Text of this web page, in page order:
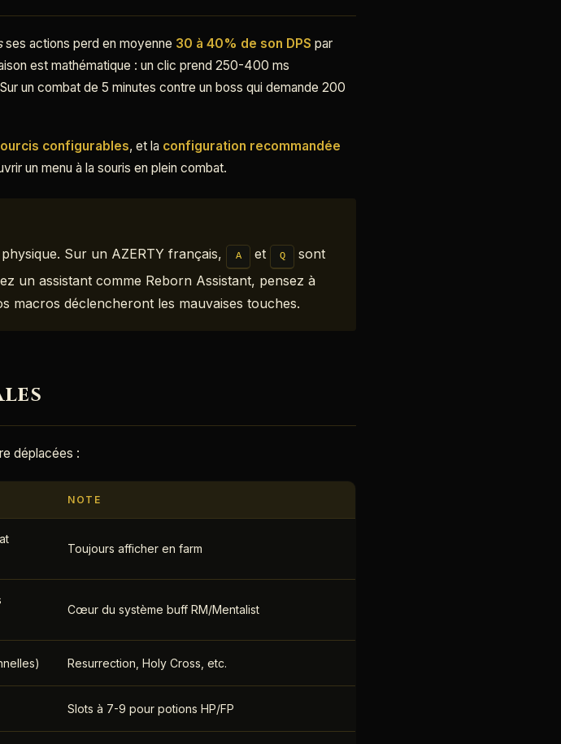
ses actions perd en moyenne 30 à 40% de son DPS par
est mathématique : un clic prend 250-400 ms
un combat de 5 minutes contre un boss qui demande 200
configurables, et la configuration recommandée
un menu à la souris en plein combat.
Sur un AZERTY français,
A et Q
sont
un assistant comme Reborn Assistant, pensez à
macros déclencheront les mauvaises touches.
déplacées :
NOTE
Toujours afficher en farm
Cœur du système buff RM/Mentalist
Resurrection, Holy Cross, etc.
Slots à 7-9 pour potions HP/FP